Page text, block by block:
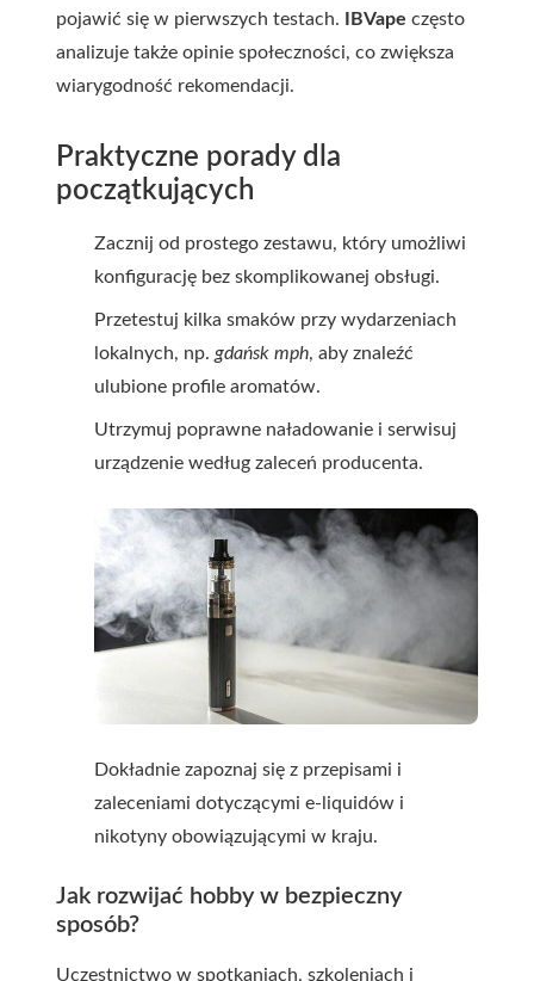
pojawić się w pierwszych testach.
IBVape często
analizuje także opinie społeczności, co zwiększa
wiarygodność rekomendacji.
Praktyczne porady dla
początkujących
Zacznij od prostego zestawu, który umożliwi
konfigurację bez skomplikowanej obsługi.
Przetestuj kilka smaków przy wydarzeniach
lokalnych, np. gdańsk mph, aby znaleźć
ulubione profile aromatów.
Utrzymuj poprawne naładowanie i serwisuj
urządzenie według zaleceń producenta.
Dokładnie zapoznaj się z przepisami i
zaleceniami dotyczącymi e-liquidów i
nikotyny obowiązującymi w kraju.
Jak rozwijać hobby w bezpieczny
sposób?
Uczestnictwo w spotkaniach, szkoleniach i